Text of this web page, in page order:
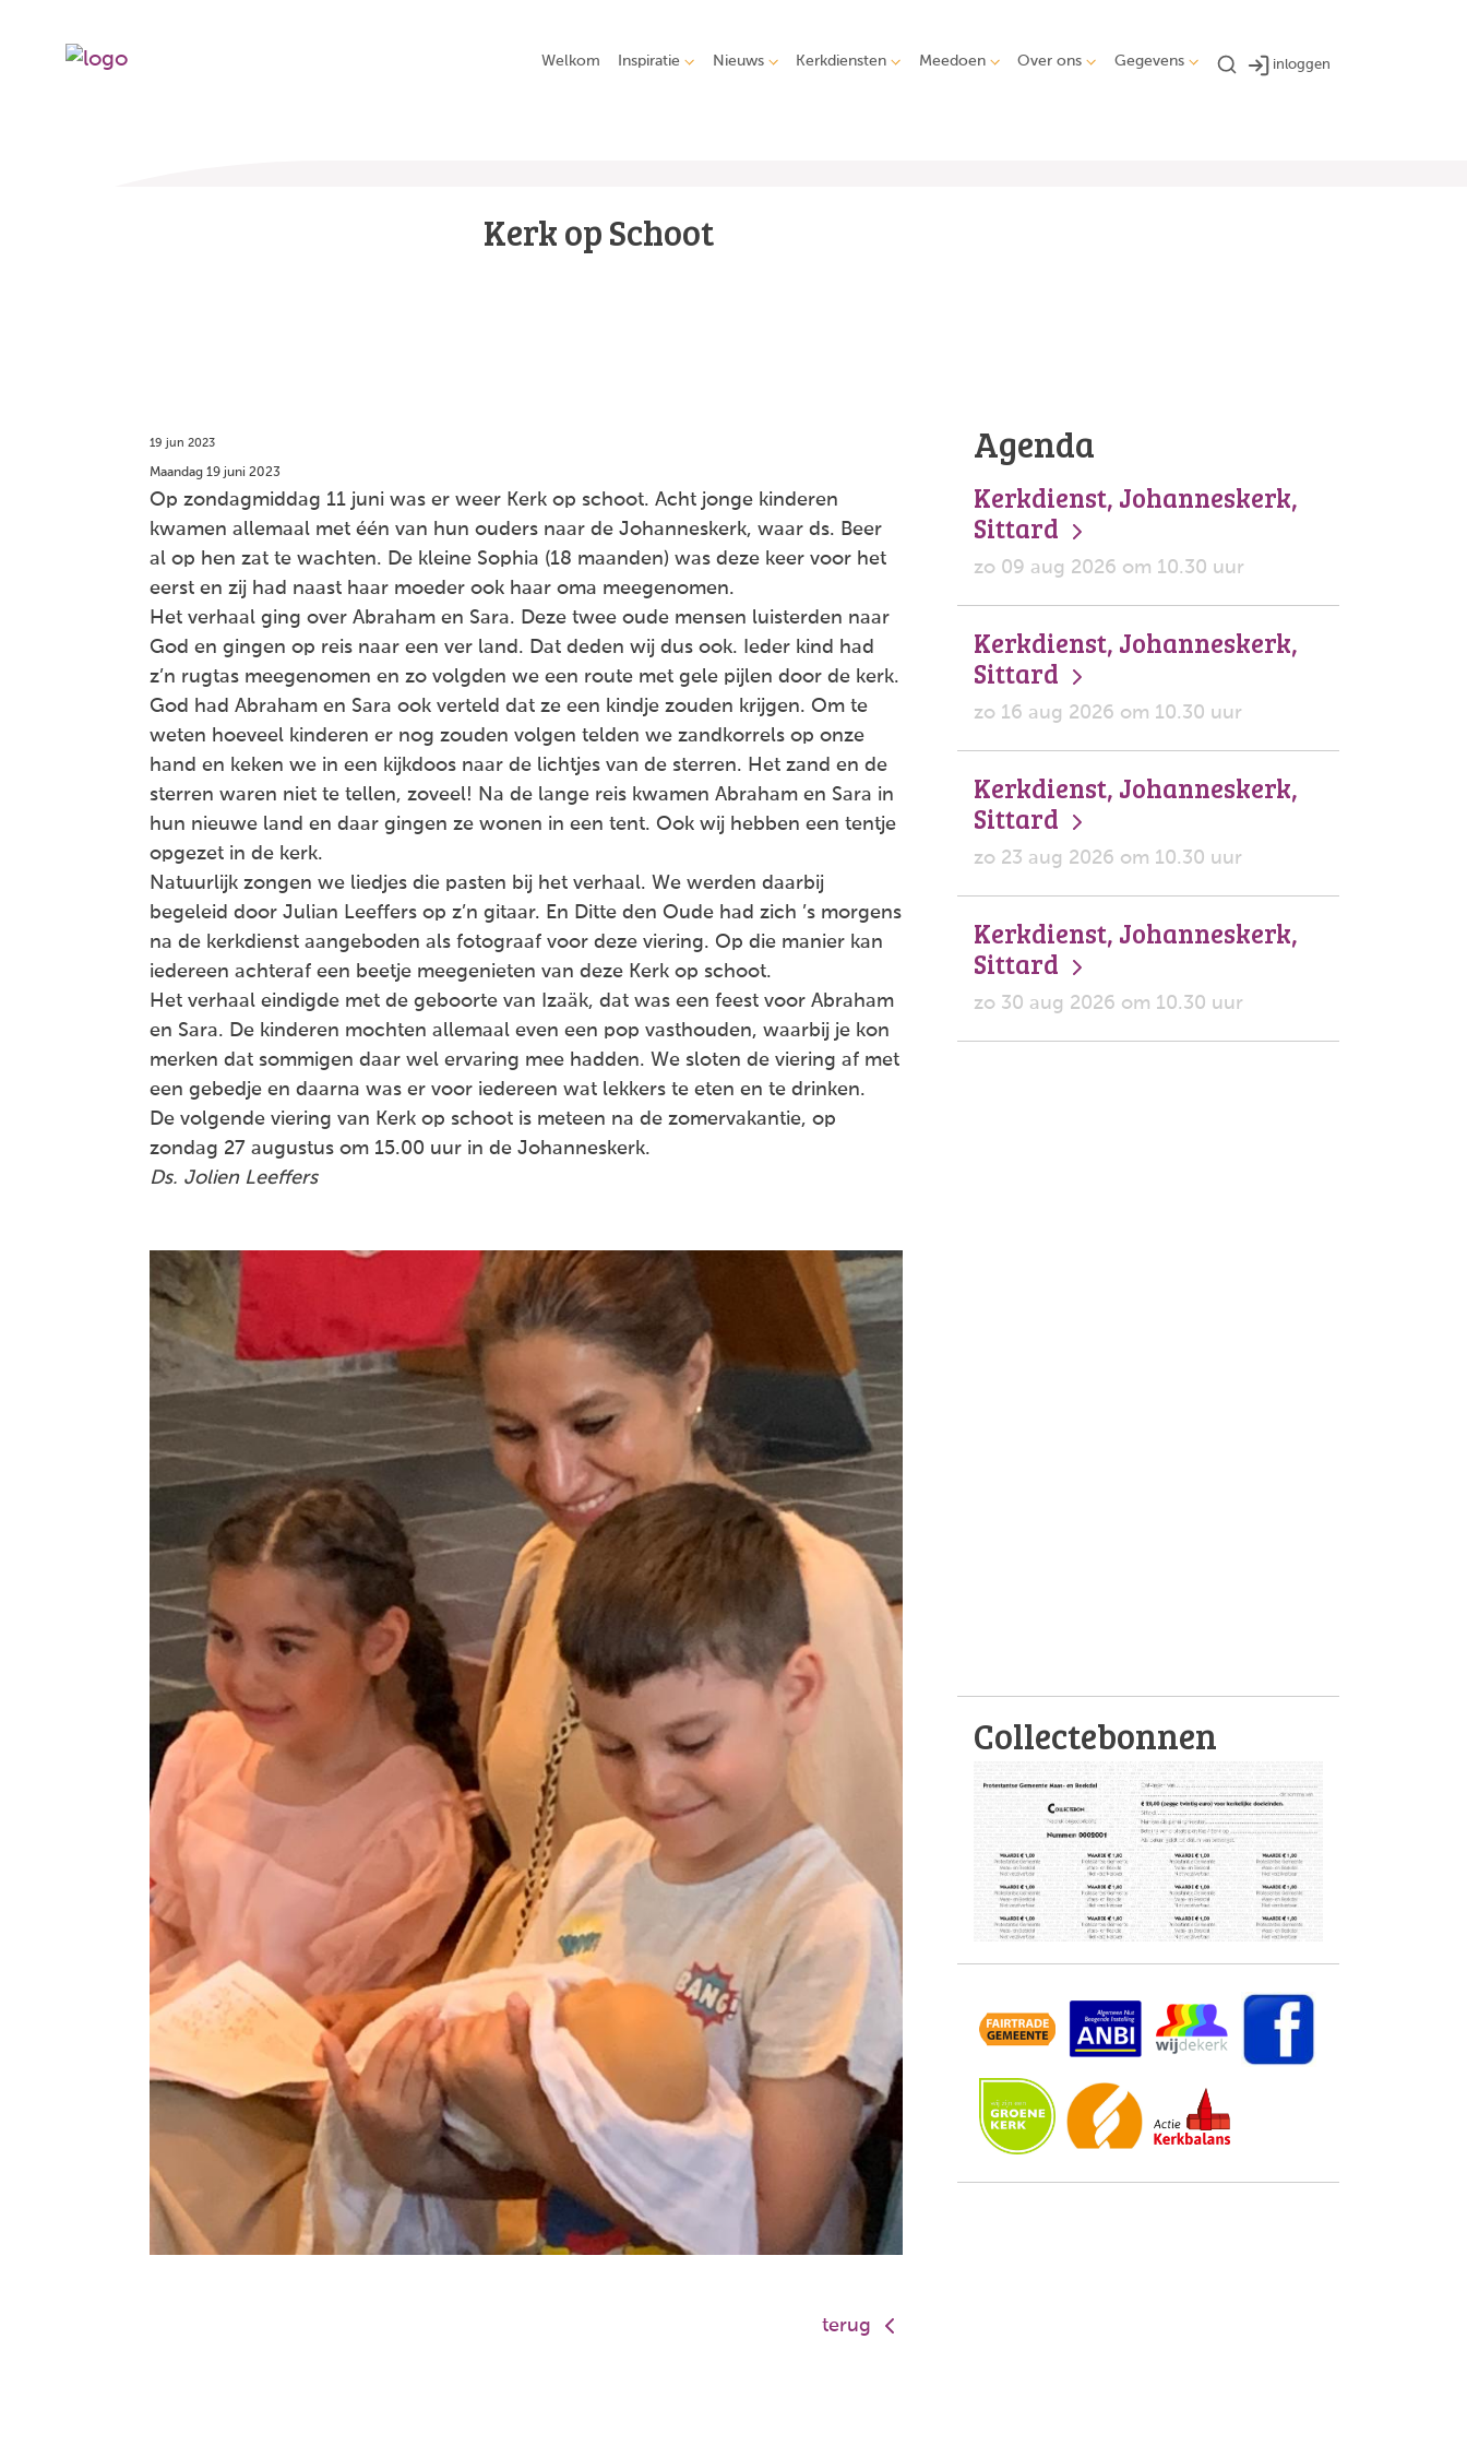
Welkom Inspiratie Nieuws Kerkdiensten Meedoen Over ons Gegevens inloggen
Kerk op Schoot
19 jun 2023
Maandag 19 juni 2023
Op zondagmiddag 11 juni was er weer Kerk op schoot. Acht jonge kinderen
kwamen allemaal met één van hun ouders naar de Johanneskerk, waar ds. Beer
al op hen zat te wachten. De kleine Sophia (18 maanden) was deze keer voor het
eerst en zij had naast haar moeder ook haar oma meegenomen.
Het verhaal ging over Abraham en Sara. Deze twee oude mensen luisterden naar
God en gingen op reis naar een ver land. Dat deden wij dus ook. Ieder kind had
z’n rugtas meegenomen en zo volgden we een route met gele pijlen door de kerk.
God had Abraham en Sara ook verteld dat ze een kindje zouden krijgen. Om te
weten hoeveel kinderen er nog zouden volgen telden we zandkorrels op onze
hand en keken we in een kijkdoos naar de lichtjes van de sterren. Het zand en de
sterren waren niet te tellen, zoveel! Na de lange reis kwamen Abraham en Sara in
hun nieuwe land en daar gingen ze wonen in een tent. Ook wij hebben een tentje
opgezet in de kerk.
Natuurlijk zongen we liedjes die pasten bij het verhaal. We werden daarbij
begeleid door Julian Leeffers op z’n gitaar. En Ditte den Oude had zich ’s morgens
na de kerkdienst aangeboden als fotograaf voor deze viering. Op die manier kan
iedereen achteraf een beetje meegenieten van deze Kerk op schoot.
Het verhaal eindigde met de geboorte van Izaäk, dat was een feest voor Abraham
en Sara. De kinderen mochten allemaal even een pop vasthouden, waarbij je kon
merken dat sommigen daar wel ervaring mee hadden. We sloten de viering af met
een gebedje en daarna was er voor iedereen wat lekkers te eten en te drinken.
De volgende viering van Kerk op schoot is meteen na de zomervakantie, op
zondag 27 augustus om 15.00 uur in de Johanneskerk.
Ds. Jolien Leeffers
terug
Agenda
Kerkdienst, Johanneskerk,
Sittard
zo 09 aug 2026 om 10.30 uur
Kerkdienst, Johanneskerk,
Sittard
zo 16 aug 2026 om 10.30 uur
Kerkdienst, Johanneskerk,
Sittard
zo 23 aug 2026 om 10.30 uur
Kerkdienst, Johanneskerk,
Sittard
zo 30 aug 2026 om 10.30 uur
Collectebonnen